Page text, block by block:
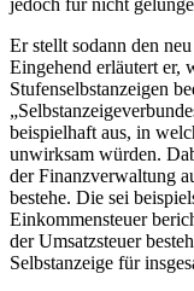
Er stellt sodann den
Eingehend erläutert er,
Stufenselbstanzeigen
beispielhaft aus, in
unwirksam würden.
der Finanzverwaltung
bestehe. Die sei
Einkommensteuer
der Umsatzsteuer
Selbstanzeige für